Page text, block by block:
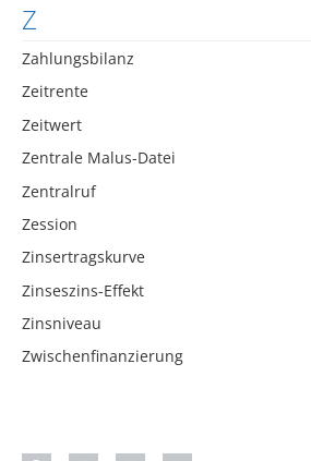
Z
Zahlungsbilanz
Zeitrente
Zeitwert
Zentrale Malus-Datei
Zentralruf
Zession
Zinsertragskurve
Zinseszins-Effekt
Zinsniveau
Zwischenfinanzierung